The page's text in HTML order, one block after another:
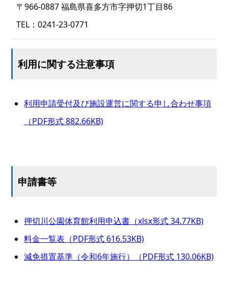
〒966-0887 福島県喜多方市字押切1丁目86
TEL：0241-23-0771
利用に関する注意事項
利用申請受付及び施設運営に関する申し合わせ事項
（PDF形式 882.66KB)
申請書等
押切川公園体育館利用申込書（xlsx形式 34.77KB)
料金一覧表（PDF形式 616.53KB)
減免措置基準（令和6年施行）（PDF形式 130.06KB)